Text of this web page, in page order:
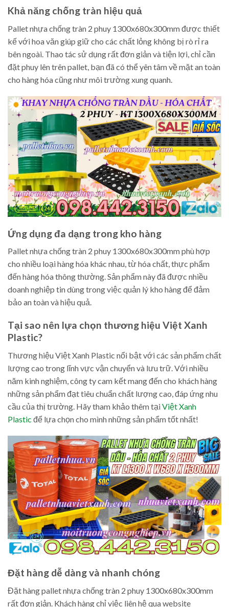
Khả năng chống tràn hiệu quả
Pallet nhựa chống tràn 2 phuy 1300x680x300mm được thiết
kế với hoa văn giúp giữ cho các chất lỏng không bị rò rỉ ra
bên ngoài. Thao tác sử dụng rất đơn giản và tiện lợi, chỉ cần
đặt phuy lên trên pallet, bạn đã có thể yên tâm về mặt an toàn
cho hàng hóa cũng như môi trường xung quanh.
Ứng dụng đa dạng trong kho hàng
Pallet nhựa chống tràn 2 phuy 1300x680x300mm phù hợp
cho nhiều loại hàng hóa khác nhau, từ hóa chất, thực phẩm
đến hàng hóa thông thường. Sản phẩm này đã được nhiều
doanh nghiệp tin dùng trong việc quản lý kho hàng để đảm
bảo an toàn và hiệu quả.
Tại sao nên lựa chọn thương hiệu Việt Xanh
Plastic?
Thương hiệu Việt Xanh Plastic nổi bật với các sản phẩm chất
lượng cao trong lĩnh vực vận chuyển và lưu trữ. Với nhiều
năm kinh nghiệm, công ty cam kết mang đến cho khách hàng
những sản phẩm đạt tiêu chuẩn chất lượng cao, đáp ứng nhu
cầu của thị trường. Hãy tham khảo thêm tạiViệt Xanh
Plastic để lựa chọn cho mình những sản phẩm tốt nhất!
Đặt hàng dễ dàng và nhanh chóng
Đặt hàng pallet nhựa chống tràn 2 phuy 1300x680x300mm
rất đơn giản. Khách hàng chỉ việc liên hệ qua website